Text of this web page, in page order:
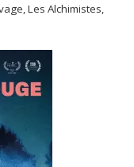
Les Alchimistes,